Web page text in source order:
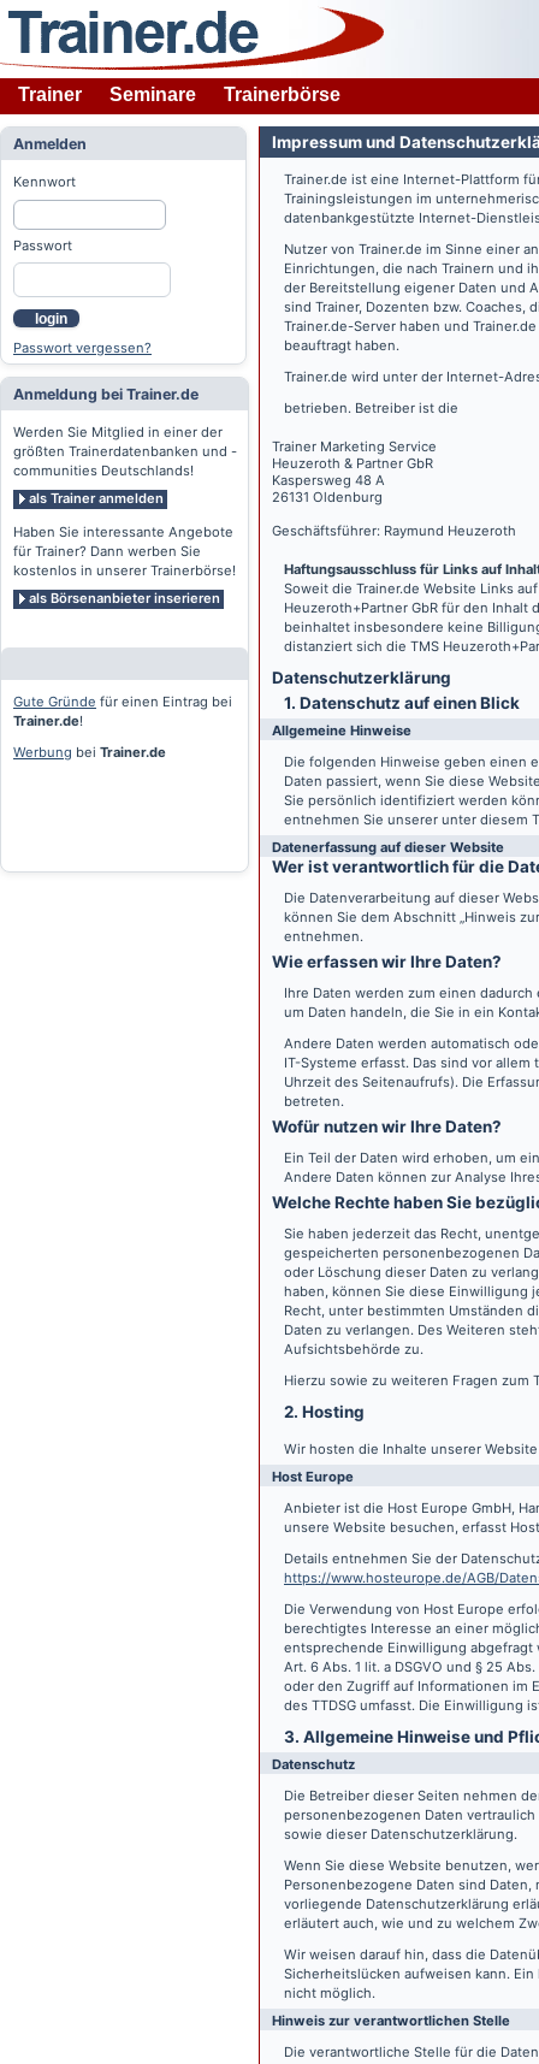
Trainer Seminare Trainerbörse
Anmelden
Kennwort
Passwort
login
Passwort vergessen?
Anmeldung bei Trainer.de
Werden Sie Mitglied in einer der
größten Trainerdatenbanken und -
communities Deutschlands!
als Trainer anmelden
Haben Sie interessante Angebote
für Trainer? Dann werben Sie
kostenlos in unserer Trainerbörse!
als Börsenanbieter inserieren
Gute Gründe für einen Eintrag bei
Trainer.de!
Werbung bei Trainer.de
Impressum und
Trainer.de ist eine Internet-Plattform
Trainingsleistungen im
datenbankgestützte Internet-
Nutzer von Trainer.de im Sinne einer
Einrichtungen, die nach Trainern und
der Bereitstellung eigener Daten und
sind Trainer, Dozenten bzw.
Trainer.de-Server haben und Trainer.de
beauftragt haben.
Trainer.de wird unter der Internet-
betrieben. Betreiber ist die
Trainer Marketing Service
Heuzeroth & Partner GbR
Kaspersweg 48 A
26131 Oldenburg
Geschäftsführer: Raymund Heuzeroth
Haftungsausschluss für Links auf
Soweit die Trainer.de Website Links
Heuzeroth+Partner GbR für den Inhalt
beinhaltet insbesondere keine
distanziert sich die TMS
Datenschutz­erklärung
1. Datenschutz auf einen Blick
Allgemeine Hinweise
Die folgenden Hinweise geben einen
Daten passiert, wenn Sie diese
Sie persönlich identifiziert werden
entnehmen Sie unserer unter diesem
Datenerfassung auf dieser Website
Wer ist verantwortlich für die
Die Datenverarbeitung auf dieser
können Sie dem Abschnitt „Hinweis
entnehmen.
Wie erfassen wir Ihre Daten?
Ihre Daten werden zum einen
um Daten handeln, die Sie in ein
Andere Daten werden automatisch
IT-Systeme erfasst. Das sind vor
Uhrzeit des Seitenaufrufs). Die
betreten.
Wofür nutzen wir Ihre Daten?
Ein Teil der Daten wird erhoben, um
Andere Daten können zur Analyse
Welche Rechte haben Sie
Sie haben jederzeit das Recht,
gespeicherten personenbezogenen
oder Löschung dieser Daten zu
haben, können Sie diese Einwilligung
Recht, unter bestimmten Umständen
Daten zu verlangen. Des Weiteren
Aufsichtsbehörde zu.
Hierzu sowie zu weiteren Fragen zum
2. Hosting
Wir hosten die Inhalte unserer
Host Europe
Anbieter ist die Host Europe GmbH,
unsere Website besuchen, erfasst
Details entnehmen Sie der
https://www.hosteurope.de/AGB/
Die Verwendung von Host Europe
berechtigtes Interesse an einer
entsprechende Einwilligung abgefragt
Art. 6 Abs. 1 lit. a DSGVO und § 25
oder den Zugriff auf Informationen im
des TTDSG umfasst. Die Einwilligung
3. Allgemeine Hinweise und
Datenschutz
Die Betreiber dieser Seiten nehmen
personenbezogenen Daten
sowie dieser Datenschutzerklärung.
Wenn Sie diese Website benutzen,
Personenbezogene Daten sind
vorliegende Datenschutzerklärung
erläutert auch, wie und zu welchem
Wir weisen darauf hin, dass die
Sicherheitslücken aufweisen kann.
nicht möglich.
Hinweis zur verantwortlichen Stelle
Die verantwortliche Stelle für die